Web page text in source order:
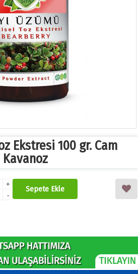
Ekstresi 100 gr. Cam
Kavanoz
+
-
Sepete Ekle